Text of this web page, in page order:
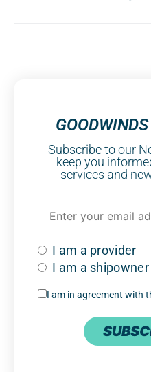
Subscribe to our
keep you
services and
I am a provider
I am a shipowner
I am in agreement with